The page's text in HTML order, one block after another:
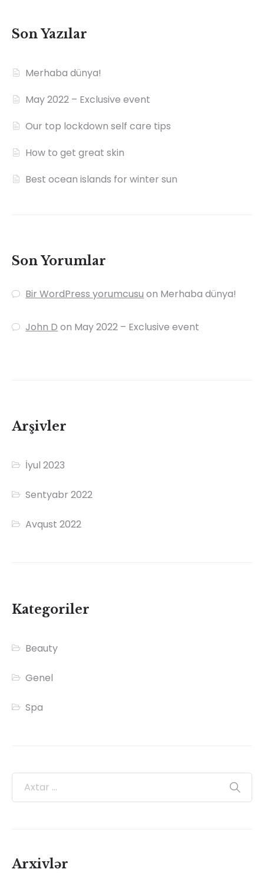
Son Yazılar
Merhaba dünya!
May 2022 – Exclusive event
Our top lockdown self care tips
How to get great skin
Best ocean islands for winter sun
Son Yorumlar
Bir WordPress yorumcusu on Merhaba dünya!
John D on May 2022 – Exclusive event
Arşivler
İyul 2023
Sentyabr 2022
Avqust 2022
Kategoriler
Beauty
Genel
Spa
Arxivlər